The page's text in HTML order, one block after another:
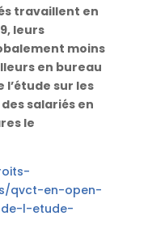
travaillent en
leurs
moins
en bureau
l’étude sur les
salariés en
le
qvct-en-open-
l-etude-